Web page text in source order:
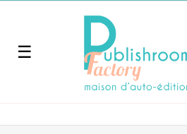
Basculer
navigation
☰